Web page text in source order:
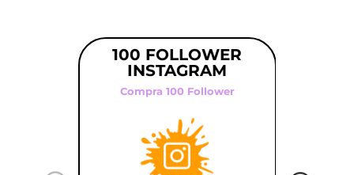
100 FOLLOWER
INSTAGRAM
Compra 100 Follower